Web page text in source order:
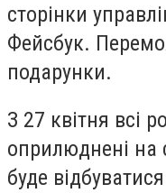
сторінки
Фейсбук.
подарунки.
З 27 квітня всі
оприлюднені на
буде